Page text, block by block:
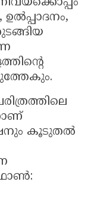
കൂടുതൽ